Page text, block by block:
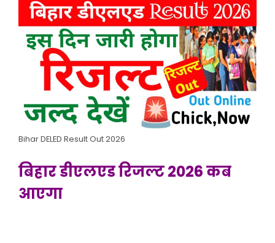
Bihar DELED Result Out 2026
बिहार डीएलएड रिजल्ट 2026 कब
आएगा